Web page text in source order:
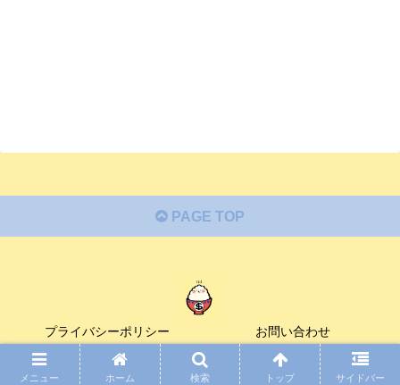
PAGE TOP
プライバシーポリシー お問い合わせ
© 2020 ゴハンのお金と向き合うブログ.
メニュー ホーム 検索 トップ サイドバー